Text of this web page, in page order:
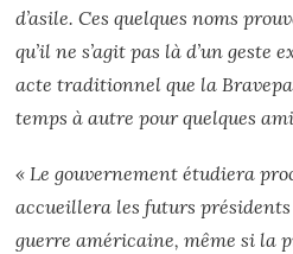
d’asile. Ces quelques noms
qu’il ne s’agit pas là d’un geste
acte traditionnel que la
temps à autre pour quelques
« Le gouvernement étudiera
accueillera les futurs
guerre américaine, même si la